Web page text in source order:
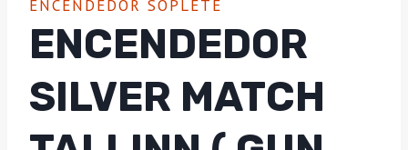
ENCENDEDOR SOPLETE
ENCENDEDOR
SILVER MATCH